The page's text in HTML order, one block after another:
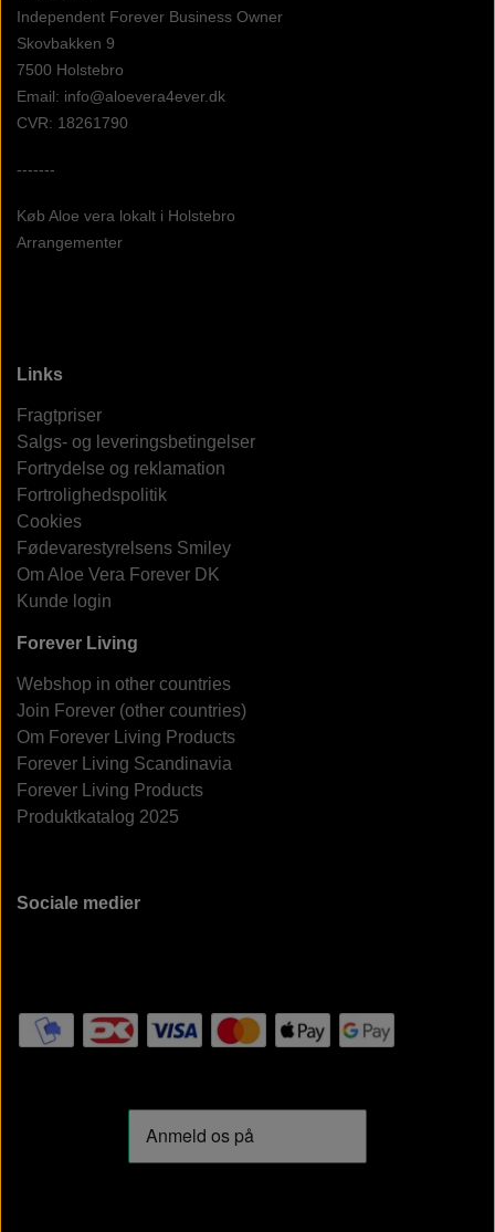
Independent Forever Business Owner
Skovbakken 9
7500 Holstebro
Email: info@aloevera4ever.dk
CVR: 18261790
-------
Køb Aloe vera lokalt i Holstebro
Arrangementer
Links
Fragtpriser
Salgs- og leveringsbetingelser
Fortrydelse og reklamation
Fortrolighedspolitik
Cookies
Fødevarestyrelsens Smiley
Om Aloe Vera Forever DK
Kunde login
Forever Living
Webshop in other countries
Join Forever (other countries)
Om Forever Living Products
Forever Living Scandinavia
Forever Living Products
Produktkatalog 2025
Sociale medier